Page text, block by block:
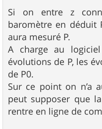
Si on entre z
baromètre en déduit
aura mesuré P.
A charge au
évolutions de P, les
de P0.
Sur ce point on n’a
peut supposer que
rentre en ligne de